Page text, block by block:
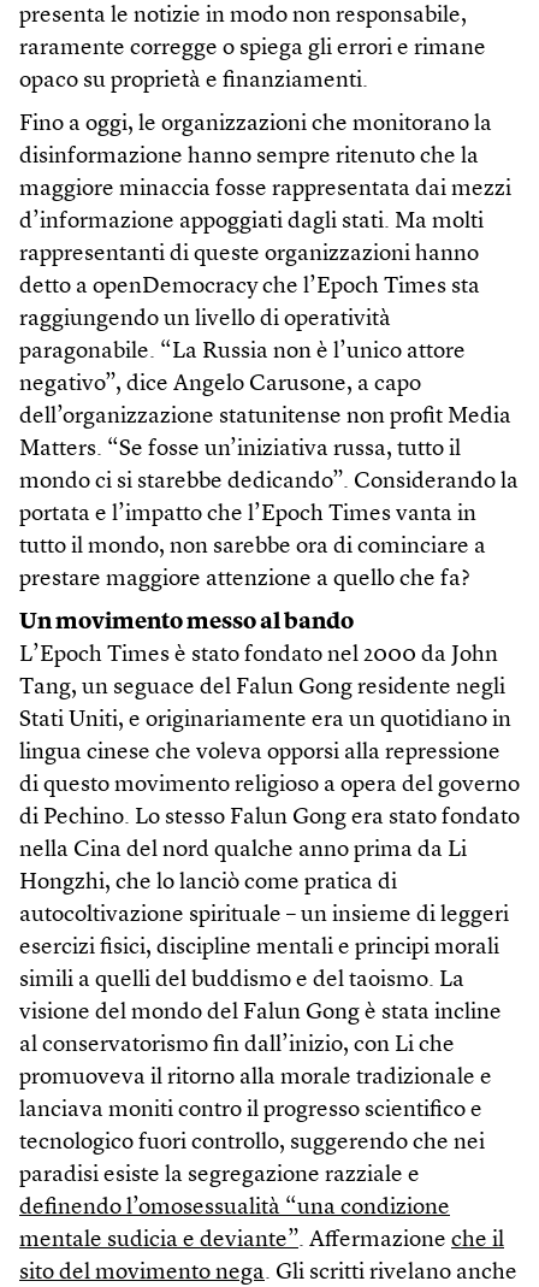
presenta le notizie in modo non responsabile,
raramente corregge o spiega gli errori e rimane
opaco su proprietà e finanziamenti.
Fino a oggi, le organizzazioni che monitorano la
disinformazione hanno sempre ritenuto che la
maggiore minaccia fosse rappresentata dai mezzi
d’informazione appoggiati dagli stati. Ma molti
rappresentanti di queste organizzazioni hanno
detto a openDemocracy che l’Epoch Times sta
raggiungendo un livello di operatività
paragonabile. “La Russia non è l’unico attore
negativo”, dice Angelo Carusone, a capo
dell’organizzazione statunitense non profit Media
Matters. “Se fosse un’iniziativa russa, tutto il
mondo ci si starebbe dedicando”. Considerando la
portata e l’impatto che l’Epoch Times vanta in
tutto il mondo, non sarebbe ora di cominciare a
prestare maggiore attenzione a quello che fa?
Un movimento messo al bando
L’Epoch Times è stato fondato nel 2000 da John
Tang, un seguace del Falun Gong residente negli
Stati Uniti, e originariamente era un quotidiano in
lingua cinese che voleva opporsi alla repressione
di questo movimento religioso a opera del governo
di Pechino. Lo stesso Falun Gong era stato fondato
nella Cina del nord qualche anno prima da Li
Hongzhi, che lo lanciò come pratica di
autocoltivazione spirituale – un insieme di leggeri
esercizi fisici, discipline mentali e principi morali
simili a quelli del buddismo e del taoismo. La
visione del mondo del Falun Gong è stata incline
al conservatorismo fin dall’inizio, con Li che
promuoveva il ritorno alla morale tradizionale e
lanciava moniti contro il progresso scientifico e
tecnologico fuori controllo, suggerendo che nei
paradisi esiste la segregazione razziale e
definendo l’omosessualità “una condizione
mentale sudicia e deviante”. Affermazione che il
sito del movimento nega. Gli scritti rivelano anche